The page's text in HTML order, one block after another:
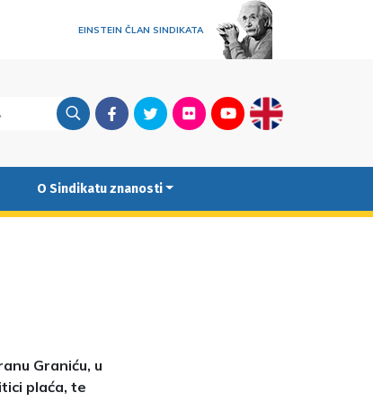
EINSTEIN ČLAN SINDIKATA
FacebookTwitterFlickrYoutubeEnglish
O Sindikatu znanosti
Graniću, u
plaća, te